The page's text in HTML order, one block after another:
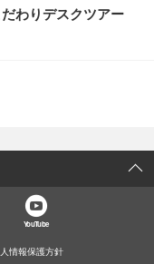
わりデスクツアー
YouTube
情報保護方針